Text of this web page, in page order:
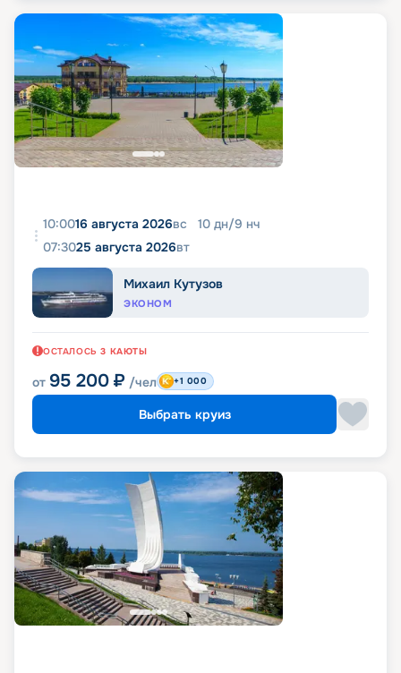
10:0016 августа 2026вс 10 дн/9 нч
07:3025 августа 2026вт
Михаил Кутузов
ЭКОНОМ
ОСТАЛОСЬ 3 КАЮТЫ
от 95 200 ₽ /чел +1 000
Выбрать круиз